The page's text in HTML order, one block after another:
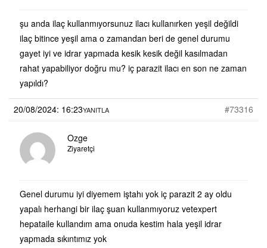
şu anda ilaç kullanmıyorsunuz ilacı kullanırken yeşil değildi
ilaç bitince yeşil ama o zamandan beri de genel durumu
gayet iyi ve idrar yapmada kesik kesik değil kasılmadan
rahat yapabiliyor doğru mu? iç parazit ilacı en son ne zaman
yapıldı?
20/08/2024: 16:23 #73316
YANITLA
Ozge
Ziyaretçi
Genel durumu iyi diyemem iştahı yok iç parazit 2 ay oldu
yapalı herhangi bir ilaç şuan kullanmıyoruz vetexpert
hepataile kullandım ama onuda kestim hala yeşil idrar
yapmada sıkıntımız yok